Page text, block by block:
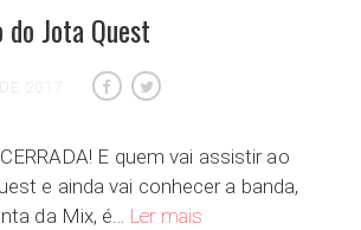
Jota Quest
2017
E quem vai assistir ao
e ainda vai conhecer a banda,
da Mix, é… Ler mais